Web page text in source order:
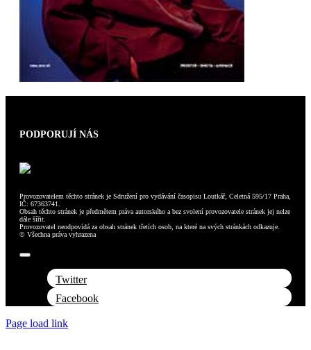
PODPORUJÍ NÁS
Provozovatelem těchto stránek je Sdružení pro vydávání časopisu Loutkář, Celetná 595/17 Praha,
IČ: 67363741.
Obsah těchto stránek je předmětem práva autorského a bez svolení provozovatele stránek jej nelze
dále šířit.
Provozovatel neodpovídá za obsah stránek třetích osob, na které na svých stránkách odkazuje.
© Všechna práva vyhrazena
Toggle
Navigation
Twitter
Facebook
Page load link